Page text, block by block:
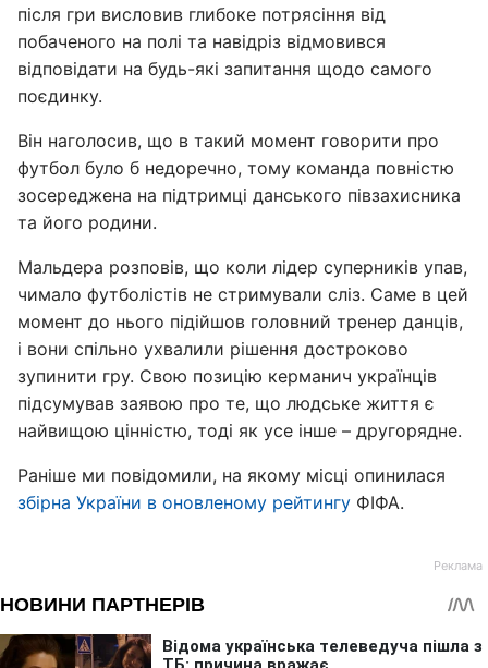
після гри висловив глибоке потрясіння від
побаченого на полі та навідріз відмовився
відповідати на будь-які запитання щодо самого
поєдинку.
Він наголосив, що в такий момент говорити про
футбол було б недоречно, тому команда повністю
зосереджена на підтримці данського півзахисника
та його родини.
Мальдера розповів, що коли лідер суперників упав,
чимало футболістів не стримували сліз. Саме в цей
момент до нього підійшов головний тренер данців,
і вони спільно ухвалили рішення достроково
зупинити гру. Свою позицію керманич українців
підсумував заявою про те, що людське життя є
найвищою цінністю, тоді як усе інше – другорядне.
Раніше ми повідомили, на якому місці опинилася
збірна України в оновленому рейтингу ФІФА.